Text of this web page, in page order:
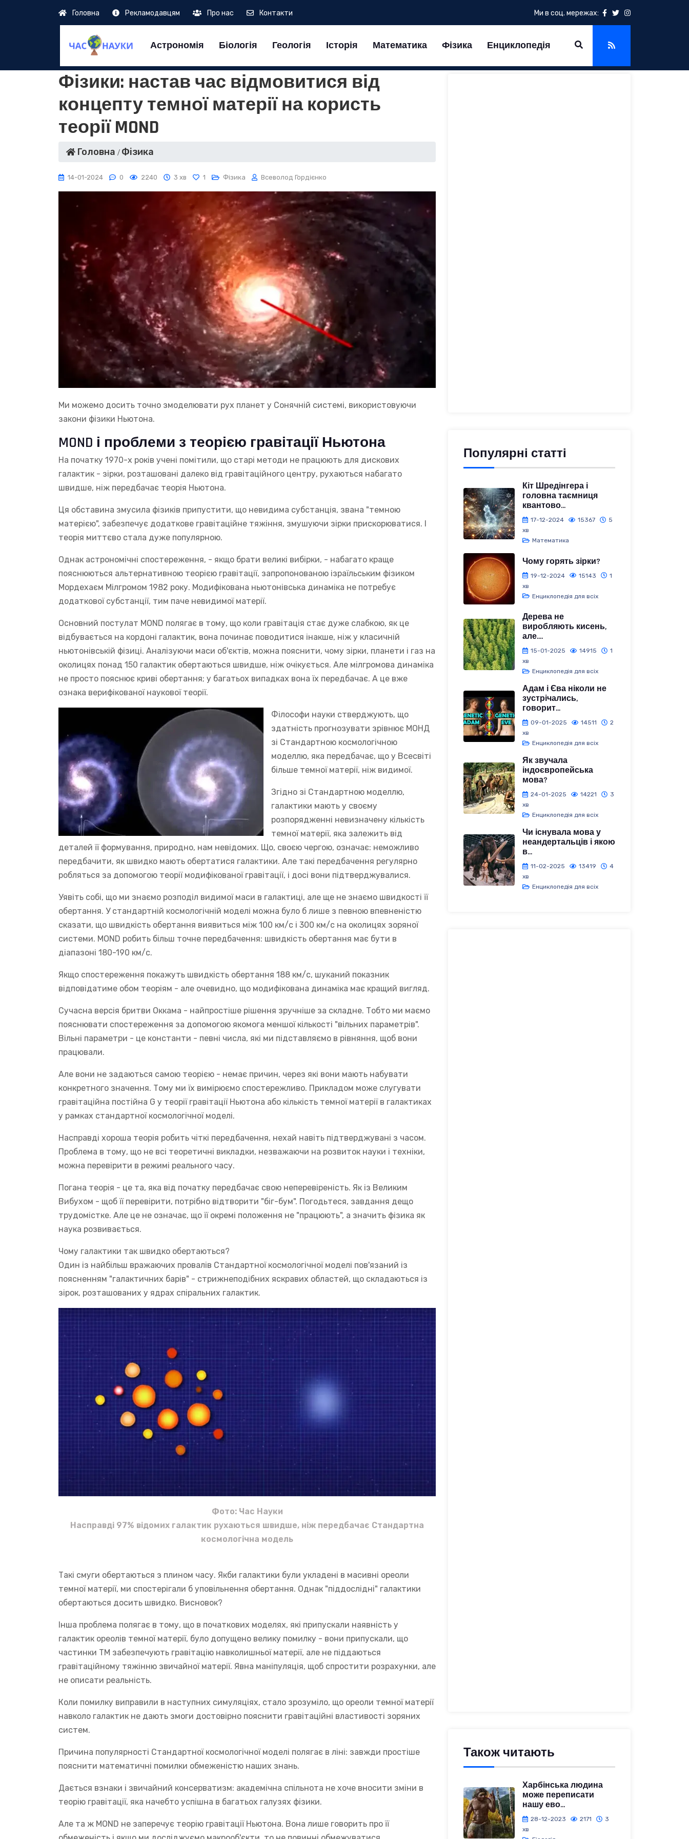
Головна Рекламодавцям Про нас Контакти Ми в соц. мережах:
Астрономія Біологія Геологія Історія Математика Фізика Енциклопедія
Фізики: настав час відмовитися від
концепту темної матерії на користь
теорії MOND
Головна Фізика
14-01-2024 0 2240 3 хв 1 Фізика Всеволод Гордієнко
Ми можемо досить точно змоделювати рух планет у Сонячній системі, використовуючи
закони фізики Ньютона.
MOND і проблеми з теорією гравітації Ньютона
На початку 1970-х років учені помітили, що старі методи не працюють для дискових
галактик - зірки, розташовані далеко від гравітаційного центру, рухаються набагато
швидше, ніж передбачає теорія Ньютона.
Ця обставина змусила фізиків припустити, що невидима субстанція, звана "темною
матерією", забезпечує додаткове гравітаційне тяжіння, змушуючи зірки прискорюватися. І
теорія миттєво стала дуже популярною.
Однак астрономічні спостереження, - якщо брати великі вибірки, - набагато краще
пояснюються альтернативною теорією гравітації, запропонованою ізраїльським фізиком
Мордехаєм Мілгромом 1982 року. Модифікована ньютонівська динаміка не потребує
додаткової субстанції, тим паче невидимої матерії.
Основний постулат MOND полягає в тому, що коли гравітація стає дуже слабкою, як це
відбувається на кордоні галактик, вона починає поводитися інакше, ніж у класичній
ньютонівській фізиці. Аналізуючи маси об'єктів, можна пояснити, чому зірки, планети і газ на
околицях понад 150 галактик обертаються швидше, ніж очікується. Але мілгромова динаміка
не просто пояснює криві обертання; у багатьох випадках вона їх передбачає. А це вже
ознака верифікованої наукової теорії.
Філософи науки стверджують, що
здатність прогнозувати зрівнює МОНД
зі Стандартною космологічною
моделлю, яка передбачає, що у Всесвіті
більше темної матерії, ніж видимої.
Згідно зі Стандартною моделлю,
галактики мають у своєму
розпорядженні невизначену кількість
темної матерії, яка залежить від
деталей її формування, природно, нам невідомих. Що, своєю чергою, означає: неможливо
передбачити, як швидко мають обертатися галактики. Але такі передбачення регулярно
робляться за допомогою теорії модифікованої гравітації, і досі вони підтверджувалися.
Уявіть собі, що ми знаємо розподіл видимої маси в галактиці, але ще не знаємо швидкості її
обертання. У стандартній космологічній моделі можна було б лише з певною впевненістю
сказати, що швидкість обертання виявиться між 100 км/с і 300 км/с на околицях зоряної
системи. MOND робить більш точне передбачення: швидкість обертання має бути в
діапазоні 180-190 км/с.
Якщо спостереження покажуть швидкість обертання 188 км/с, шуканий показник
відповідатиме обом теоріям - але очевидно, що модифікована динаміка має кращий вигляд.
Сучасна версія бритви Оккама - найпростіше рішення зручніше за складне. Тобто ми маємо
пояснювати спостереження за допомогою якомога меншої кількості "вільних параметрів".
Вільні параметри - це константи - певні числа, які ми підставляємо в рівняння, щоб вони
працювали.
Але вони не задаються самою теорією - немає причин, через які вони мають набувати
конкретного значення. Тому ми їх вимірюємо спостережливо. Прикладом може слугувати
гравітаційна постійна G у теорії гравітації Ньютона або кількість темної матерії в галактиках
у рамках стандартної космологічної моделі.
Насправді хороша теорія робить чіткі передбачення, нехай навіть підтверджувані з часом.
Проблема в тому, що не всі теоретичні викладки, незважаючи на розвиток науки і техніки,
можна перевірити в режимі реального часу.
Погана теорія - це та, яка від початку передбачає свою неперевіреність. Як із Великим
Вибухом - щоб її перевірити, потрібно відтворити "біг-бум". Погодьтеся, завдання дещо
трудомістке. Але це не означає, що її окремі положення не "працюють", а значить фізика як
наука розвивається.
Чому галактики так швидко обертаються?
Один із найбільш вражаючих провалів Стандартної космологічної моделі пов'язаний із
поясненням "галактичних барів" - стрижнеподібних яскравих областей, що складаються із
зірок, розташованих у ядрах спіральних галактик.
Фото: Час Науки
Насправді 97% відомих галактик рухаються швидше, ніж передбачає Стандартна
космологічна модель
Такі смуги обертаються з плином часу. Якби галактики були укладені в масивні ореоли
темної матерії, ми спостерігали б уповільнення обертання. Однак "піддослідні" галактики
обертаються досить швидко. Висновок?
Інша проблема полягає в тому, що в початкових моделях, які припускали наявність у
галактик ореолів темної матерії, було допущено велику помилку - вони припускали, що
частинки ТМ забезпечують гравітацію навколишньої матерії, але не піддаються
гравітаційному тяжінню звичайної матерії. Явна маніпуляція, щоб спростити розрахунки, але
не описати реальність.
Коли помилку виправили в наступних симуляціях, стало зрозуміло, що ореоли темної матерії
навколо галактик не дають змоги достовірно пояснити гравітаційні властивості зоряних
систем.
Причина популярності Стандартної космологічної моделі полягає в ліні: завжди простіше
пояснити математичні помилки обмеженістю наших знань.
Дається взнаки і звичайний консерватизм: академічна спільнота не хоче вносити зміни в
теорію гравітації, яка начебто успішна в багатьох галузях фізики.
Але та ж МOND не заперечує теорію гравітації Ньютона. Вона лише говорить про її
Популярні статті
Кіт Шредінгера і
головна таємниця
квантово...
17-12-2024 15367
5
хв
Математика
Чому горять зірки?
19-12-2024 15143
1
хв
Енциклопедія для всіх
Дерева не
виробляють кисень,
але....
15-01-2025 14915
1
хв
Енциклопедія для всіх
Адам і Єва ніколи не
зустрічались,
говорит...
09-01-2025 14511
2
хв
Енциклопедія для всіх
Як звучала
індоєвропейська
мова?
24-01-2025 14221
3
хв
Енциклопедія для всіх
Чи існувала мова у
неандертальців і якою
в...
11-02-2025 13419
4
хв
Енциклопедія для всіх
Також читають
Харбінська людина
може переписати
нашу ево...
28-12-2023 2171
3
хв